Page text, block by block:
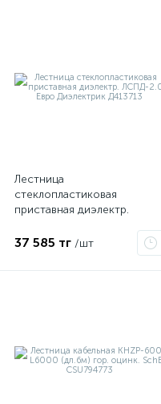
Лестница
стеклопластиковая
приставная диэлектр.
Д413713
37 585 тг /шт